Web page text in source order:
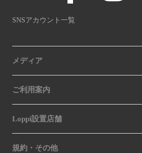
SNSアカウント一覧
メディア
ご利用案内
Loppi設置店舗
規約・その他